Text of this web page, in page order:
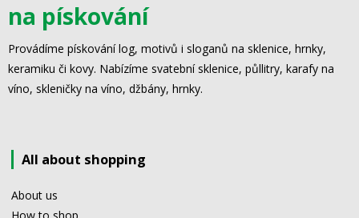
na pískování
Provádíme pískování log, motivů i sloganů na sklenice, hrnky,
keramiku či kovy. Nabízíme svatební sklenice, půllitry, karafy na
víno, skleničky na víno, džbány, hrnky.
All about shopping
About us
How to shop